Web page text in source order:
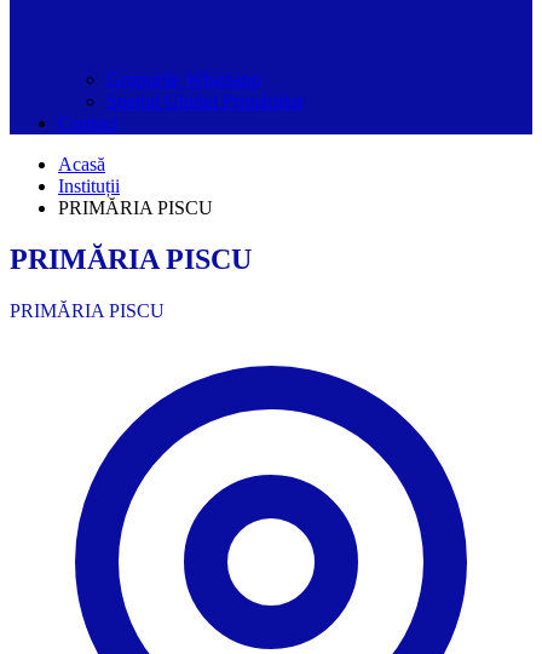
Grupurile Whatsapp
Spațiul Ghidul Primăriilor
Contact
Acasă
Instituții
PRIMĂRIA PISCU
PRIMĂRIA PISCU
PRIMĂRIA PISCU